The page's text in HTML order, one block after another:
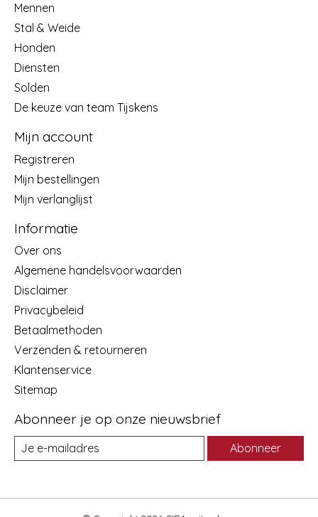
Mennen
Stal & Weide
Honden
Diensten
Solden
De keuze van team Tijskens
Mijn account
Registreren
Mijn bestellingen
Mijn verlanglijst
Informatie
Over ons
Algemene handelsvoorwaarden
Disclaimer
Privacybeleid
Betaalmethoden
Verzenden & retourneren
Klantenservice
Sitemap
Abonneer je op onze nieuwsbrief
Abonneer